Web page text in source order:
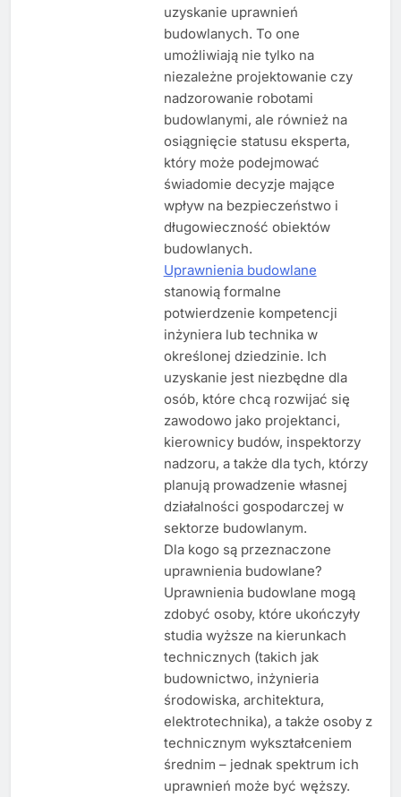
uzyskanie uprawnień
budowlanych. To one
umożliwiają nie tylko na
niezależne projektowanie czy
nadzorowanie robotami
budowlanymi, ale również na
osiągnięcie statusu eksperta,
który może podejmować
świadomie decyzje mające
wpływ na bezpieczeństwo i
długowieczność obiektów
budowlanych.
Uprawnienia budowlane
stanowią formalne
potwierdzenie kompetencji
inżyniera lub technika w
określonej dziedzinie. Ich
uzyskanie jest niezbędne dla
osób, które chcą rozwijać się
zawodowo jako projektanci,
kierownicy budów, inspektorzy
nadzoru, a także dla tych, którzy
planują prowadzenie własnej
działalności gospodarczej w
sektorze budowlanym.
Dla kogo są przeznaczone
uprawnienia budowlane?
Uprawnienia budowlane mogą
zdobyć osoby, które ukończyły
studia wyższe na kierunkach
technicznych (takich jak
budownictwo, inżynieria
środowiska, architektura,
elektrotechnika), a także osoby z
technicznym wykształceniem
średnim – jednak spektrum ich
uprawnień może być węższy.